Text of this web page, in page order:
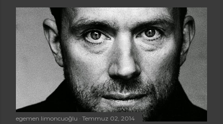
y
ı
t
l
a
r
egemen limoncuoğlu Temmuz 02, 2014